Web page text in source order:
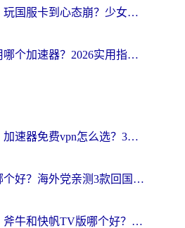
海外党必看：玩国服卡到心态崩？少女前线云图计划加速器免费推荐+碧蓝航线足球世界流畅攻略
海外打LOL用哪个加速器？2026实用指南：从延迟到设备适配，一篇解决你的国服游戏痛点
海外党必看：加速器免费vpn怎么选？3步教你无缝访问国内资源
穿梭和巨鲸哪个好？海外党亲测3款回国加速器，教你避开90%的坑
海外党必看：斧牛和快帆TV版哪个好？3分钟选对回国加速器，无缝刷B站、追热剧